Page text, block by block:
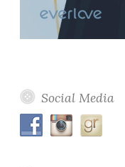
Social Media